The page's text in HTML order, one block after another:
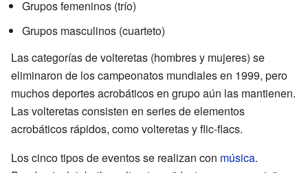
Grupos femeninos (trío)
Grupos masculinos (cuarteto)
Las categorías de volteretas (hombres y mujeres) se
eliminaron de los campeonatos mundiales en 1999, pero
muchos deportes acrobáticos en grupo aún las mantienen.
Las volteretas consisten en series de elementos
acrobáticos rápidos, como volteretas y flic-flacs.
Los cinco tipos de eventos se realizan con música.